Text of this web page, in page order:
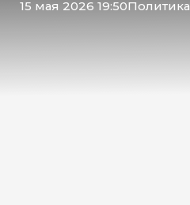
15 мая 2026 19:50Политика